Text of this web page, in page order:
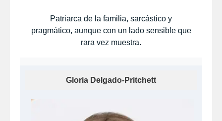
Patriarca de la familia, sarcástico y
pragmático, aunque con un lado sensible que
rara vez muestra.
Gloria Delgado-Pritchett